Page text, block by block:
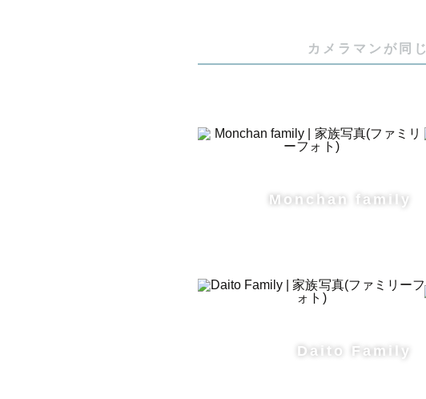
カメラマンが同じ
Monchan family
Daito Family